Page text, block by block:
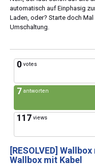
automatisch auf Einphasig
Laden, oder? Starte doch
Umschaltung.
0 votes
7 antworten
117 views
[RESOLVED] Wallbox
Wallbox mit Kabel